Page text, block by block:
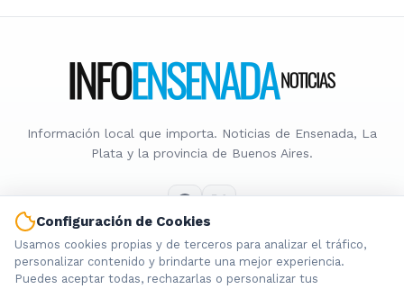
Información local que importa. Noticias de Ensenada, La
Plata y la provincia de Buenos Aires.
Nosotros
Cookies
Configuración de Cookies
Usamos cookies propias y de terceros para analizar el tráfico,
personalizar contenido y brindarte una mejor experiencia.
Puedes aceptar todas, rechazarlas o personalizar tus